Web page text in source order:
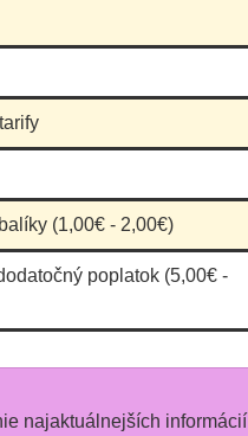
náprav pokial
do cieľa. Vyhnite
(1,00€ - 2,00€)
poplatok (5,00€ -
najaktuálnejších informácií